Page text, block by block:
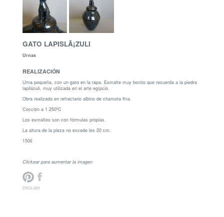
GATO LAPISLÃ¡ZULI
Urnas
REALIZACIÓN
Urna pequeña, con un gato en la tapa. Esmalte muy bonito que recuerda a la piedra
lapilázuli, muy utilizada en el arte egípcio.
Obra realizada en refractario albino de chamota fina.
Cocción a 1.250ºC
Los esmaltes son con fórmulas propias.
La altura de la pieza no excede los 20 cm.
150€
Clickear para aumentar la imagen
ENGLISH